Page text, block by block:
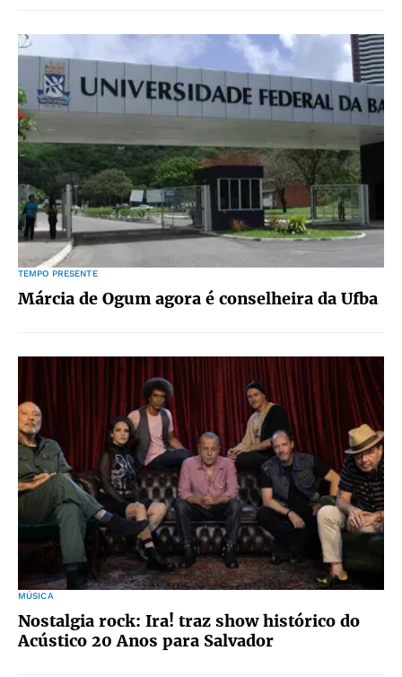
TEMPO PRESENTE
Márcia de Ogum agora é conselheira da Ufba
MÚSICA
Nostalgia rock: Ira! traz show histórico do
Acústico 20 Anos para Salvador